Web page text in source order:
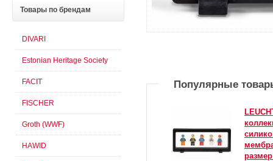
Популярные
Товары по брендам
DIVARI
Estonian Heritage Society
FACIT
FISCHER
Groth (WWF)
HAWID